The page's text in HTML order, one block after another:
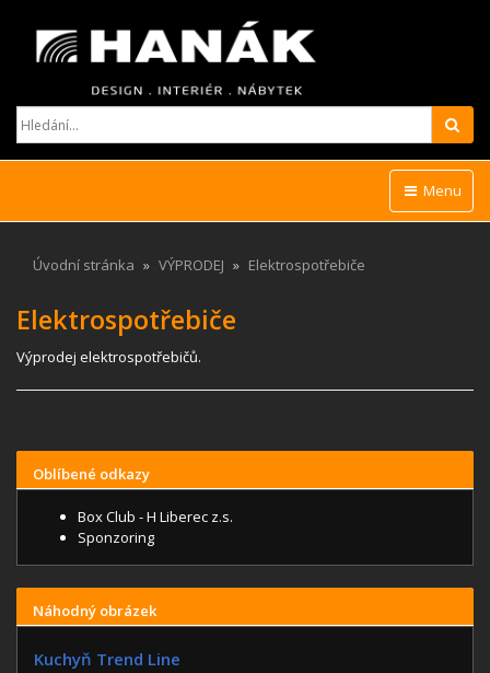
Menu
Úvodní stránka VÝPRODEJ Elektrospotřebiče
Elektrospotřebiče
Výprodej elektrospotřebičů.
Oblíbené odkazy
Box Club - H Liberec z.s.
Sponzoring
Náhodný obrázek
Kuchyň Trend Line